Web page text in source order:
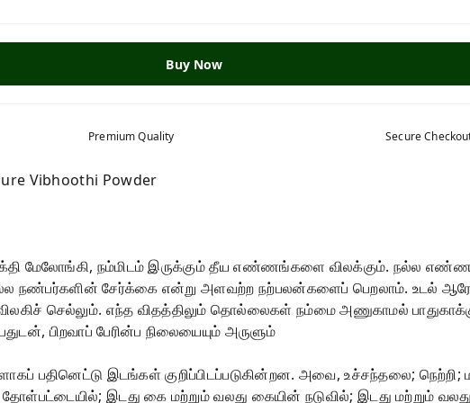
Buy Now
Premium Quality Secure
Vibhoothi Powder
மேலோங்கி, நம்மிடம் இருக்கும் தீய எண்ணங்களை விலக்கும். நல்ல
நண்பர்களின் சேர்க்கை என்று அளவற்ற நற்பலன்களைப் பெறலாம். உடல்
செல்லும். எந்த விதத்திலும் தொல்லைகள் நம்மை அணுகாமல்
பிறவாப் பேரின்ப நிலையையும் அருளும்
பதினெட்டு இடங்கள் குறிப்பிடப்படுகின்றன. அவை, உச்சந்தலை; நெற்றி;
இடது கை மற்றும் வலது கையின் நடுவில்; இடது மற்றும்